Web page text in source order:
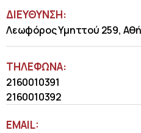
ΔΙΕΥΘΥΝΣΗ:
Λεωφόρος Υμηττού 259,
ΤΗΛΈΦΩΝΑ:
2160010391
2160010392
EMAIL: